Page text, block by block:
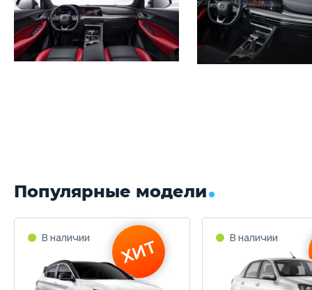
Популярные модели